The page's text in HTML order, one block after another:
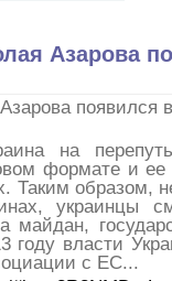
Азарова
на
формате и ее
Таким образом,
украинцы
майдан,
году власти
с ЕС...